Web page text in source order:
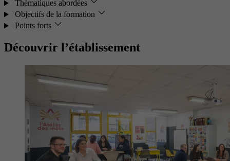
Thématiques abordées
Objectifs de la formation
Points forts
Découvrir l’établissement